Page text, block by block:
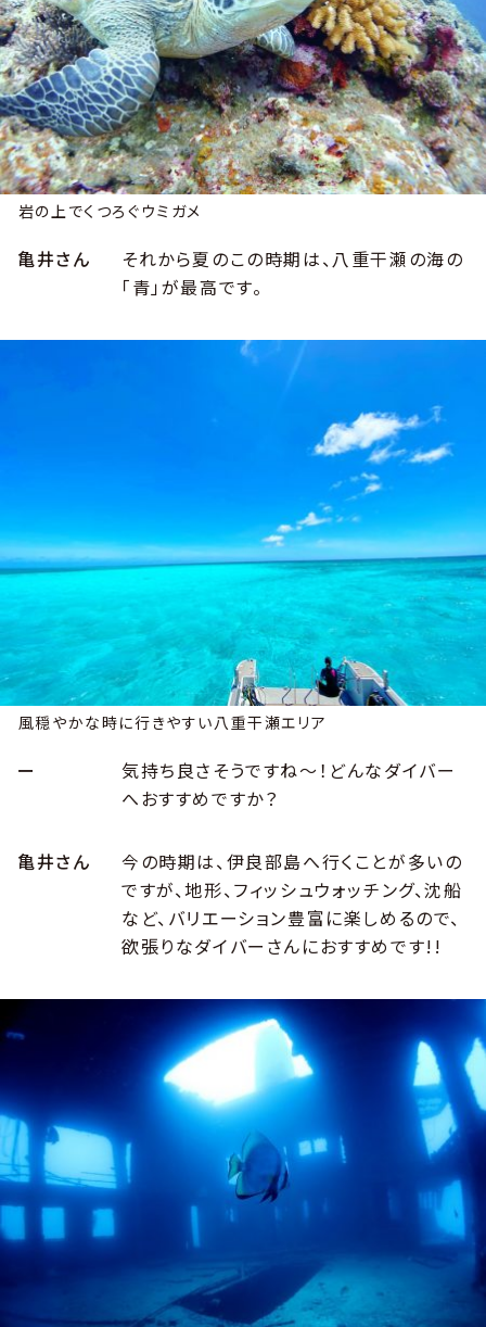
岩の上でくつろぐウミガメ
亀井さん
それから夏のこの時期は、八重干瀬の海の
「青」が最高です。
風穏やかな時に行きやすい八重干瀬エリア
ー
気持ち良さそうですね〜！どんなダイバー
へおすすめですか？
亀井さん
今の時期は、伊良部島へ行くことが多いの
ですが、地形、フィッシュウォッチング、沈船
など、バリエーション豊富に楽しめるので、
欲張りなダイバーさんにおすすめです!!